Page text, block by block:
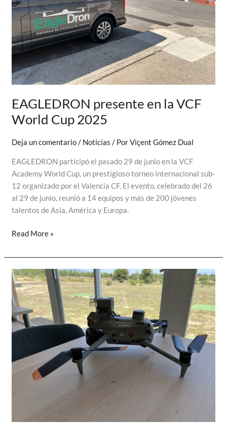
su
colaboración
para
potenciar
el
análisis
técnico
drones
EAGLEDRON presente en la VCF
World Cup 2025
Deja un comentario/ Noticias / PorViçent Gómez Dual
EAGLEDRON participó el pasado 29 de junio en la VCF
Academy World Cup, un prestigioso torneo internacional sub-
12 organizado por el Valencia CF. El evento, celebrado del 26
al 29 de junio, reunió a 14 equipos y más de 200 jóvenes
talentos de Asia, América y Europa.
EAGLEDRON
en
la
VCF
World
Cup
2025
Read More »